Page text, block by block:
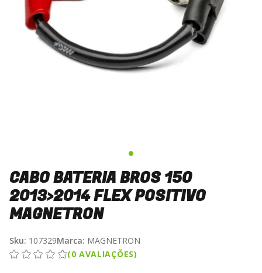
CABO BATERIA BROS 150
2013>2014 FLEX POSITIVO
MAGNETRON
Sku: 107329Marca: MAGNETRON
(0 AVALIAÇÕES)